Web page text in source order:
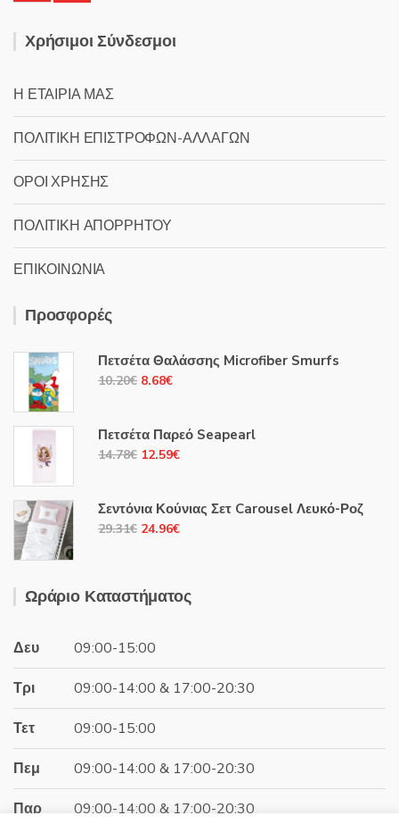
Χρήσιμοι Σύνδεσμοι
Η ΕΤΑΙΡΙΑ ΜΑΣ
ΠΟΛΙΤΙΚΗ ΕΠΙΣΤΡΟΦΩΝ-ΑΛΛΑΓΩΝ
ΟΡΟΙ ΧΡΗΣΗΣ
ΠΟΛΙΤΙΚΗ ΑΠΟΡΡΗΤΟΥ
ΕΠΙΚΟΙΝΩΝΙΑ
Προσφορές
Πετσέτα Θαλάσσης Microfiber Smurfs
10.20€ Original
10.20€.
8.68€Η
είναι:
8.68€.
Πετσέτα Παρεό Seapearl
14.78€ Original
14.78€.
12.59€Η
είναι:
12.59€.
Σεντόνια Κούνιας Σετ Carousel Λευκό-Ροζ
29.31€ Original
29.31€.
24.96€Η
είναι:
Ωράριο Καταστήματος
Δευ 09:00-15:00
Τρι 09:00-14:00 & 17:00-20:30
Τετ 09:00-15:00
Πεμ 09:00-14:00 & 17:00-20:30
Παρ 09:00-14:00 & 17:00-20:30